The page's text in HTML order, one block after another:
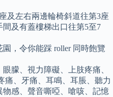
及左右兩邊輪椅斜道往第3座
及有蓋樓梯出口往第5至7
，令你能踩 roller 同時飽覽
朦、視力障礙、上肢疼痛、
痛、牙痛、耳鳴、耳脹、聽力
感、聲音嘶啞、嗆咳、記憶